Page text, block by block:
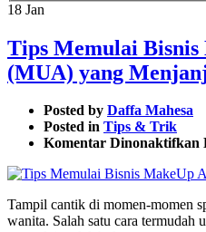
18 Jan
Tips Memulai
(MUA) yang
Posted by Daffa Mahesa
Posted in Tips & Trik
Komentar Dinonaktifkan
Tampil cantik di momen-momen
wanita. Salah satu cara termudah